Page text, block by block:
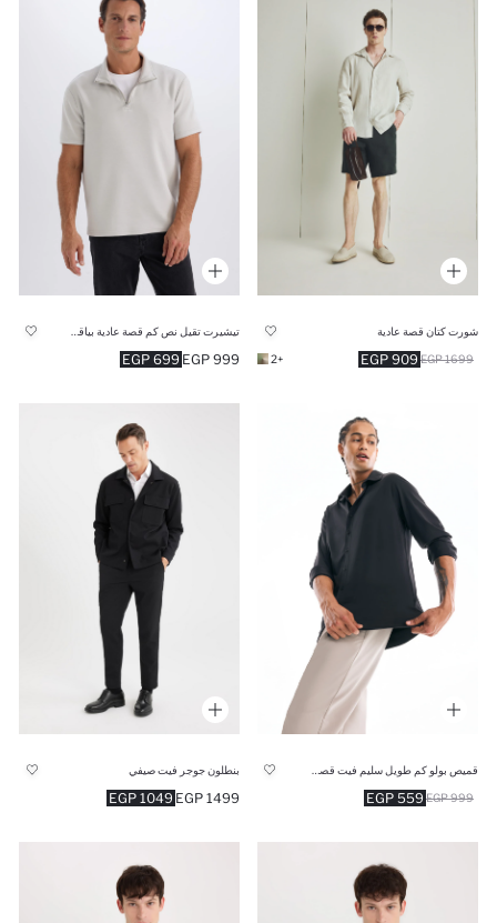
شورت كتان قصة عادية
909 EGP 1699 EGP
+2
699 EGP 999 EGP
559 EGP 999 EGP
بنطلون جوجر فيت صيفي
1049 EGP 1499 EGP